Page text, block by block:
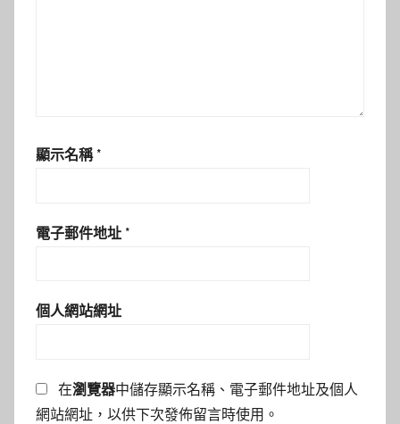
顯示名稱 *
電子郵件地址 *
個人網站網址
在瀏覽器中儲存顯示名稱、電子郵件地址及個人
網站網址，以供下次發佈留言時使用。